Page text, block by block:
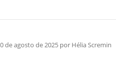
de agosto de 2025 por Hélia Scremin